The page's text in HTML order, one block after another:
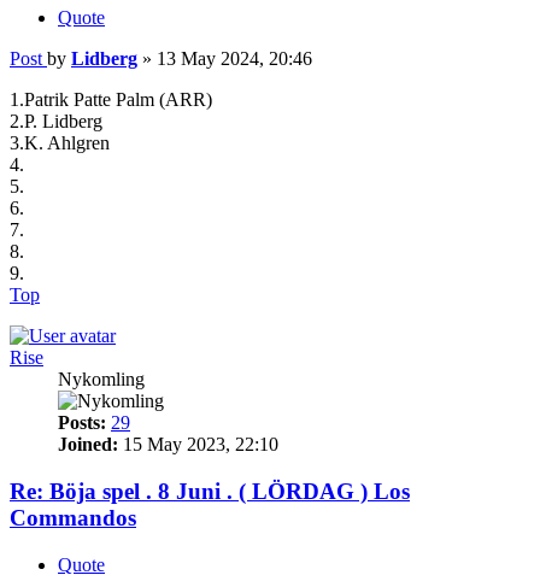
Quote
Post by Lidberg » 13 May 2024, 20:46
1.Patrik Patte Palm (ARR)
2.P. Lidberg
3.K. Ahlgren
4.
5.
6.
7.
8.
9.
Top
Rise
Nykomling
Posts: 29
Joined: 15 May 2023, 22:10
Re: Böja spel . 8 Juni . ( LÖRDAG ) Los
Commandos
Quote